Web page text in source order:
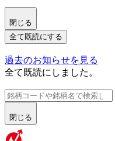
閉じる
全て既読にする
過去のお知らせを見る
全て既読にしました。
閉じる